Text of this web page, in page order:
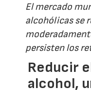
El mercado
alcohólicas se
persisten los
Reducir
alcohol,